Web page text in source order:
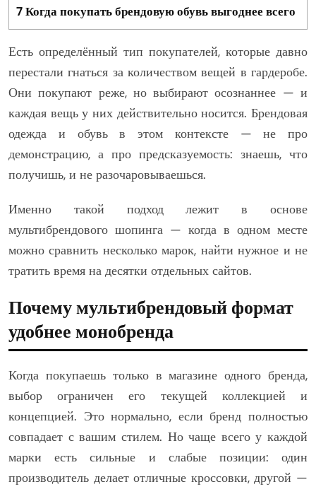
7Когда покупать брендовую обувь выгоднее всего
Есть определённый тип покупателей, которые давно
перестали гнаться за количеством вещей в гардеробе.
Они покупают реже, но выбирают осознаннее — и
каждая вещь у них действительно носится. Брендовая
одежда и обувь в этом контексте — не про
демонстрацию, а про предсказуемость: знаешь, что
получишь, и не разочаровываешься.
Именно такой подход лежит в основе
мультибрендового шопинга — когда в одном месте
можно сравнить несколько марок, найти нужное и не
тратить время на десятки отдельных сайтов.
Почему мультибрендовый формат
удобнее монобренда
Когда покупаешь только в магазине одного бренда,
выбор ограничен его текущей коллекцией и
концепцией. Это нормально, если бренд полностью
совпадает с вашим стилем. Но чаще всего у каждой
марки есть сильные и слабые позиции: один
производитель делает отличные кроссовки, другой —